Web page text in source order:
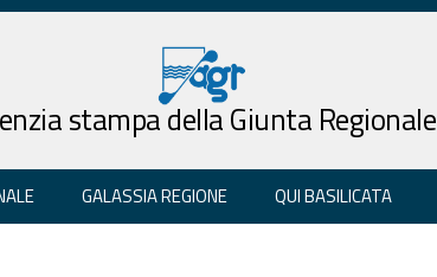
stampa della Giunta Regionale
GALASSIA REGIONE QUI BASILICATA